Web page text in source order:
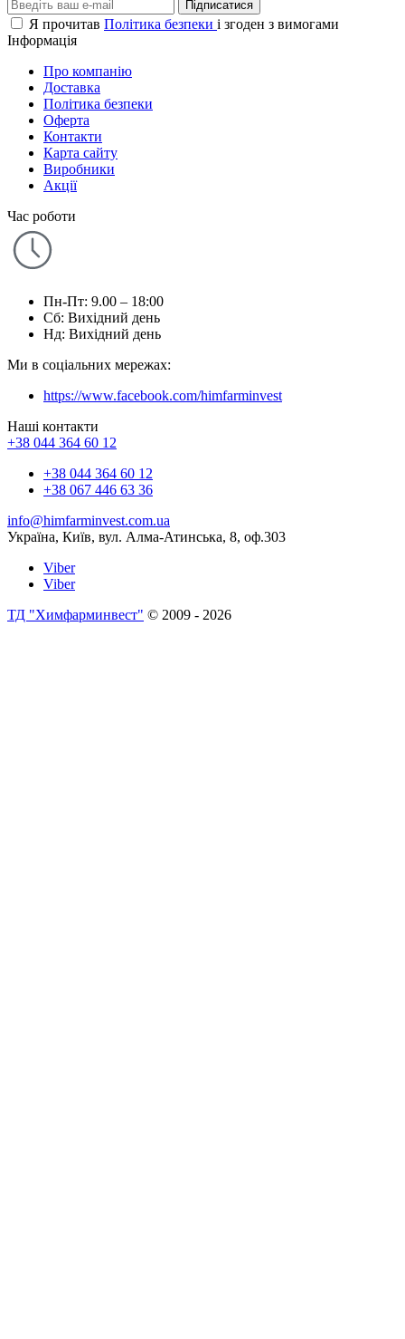
Підписатися
Я прочитав Політика безпеки і згоден з вимогами
Інформація
Про компанію
Доставка
Політика безпеки
Оферта
Контакти
Карта сайту
Виробники
Акції
Час роботи
Пн-Пт: 9.00 – 18:00
Сб: Вихідний день
Нд: Вихідний день
Ми в соціальних мережах:
https://www.facebook.com/himfarminvest
Наші контакти
+38 044 364 60 12
+38 044 364 60 12
+38 067 446 63 36
info@himfarminvest.com.ua
Україна, Київ, вул. Алма-Атинська, 8, оф.303
Viber
Viber
ТД "Химфарминвест" © 2009 - 2026